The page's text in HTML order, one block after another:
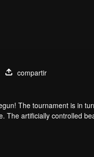
compartir
The tournament is in
The artificially controlled
assassination sect,